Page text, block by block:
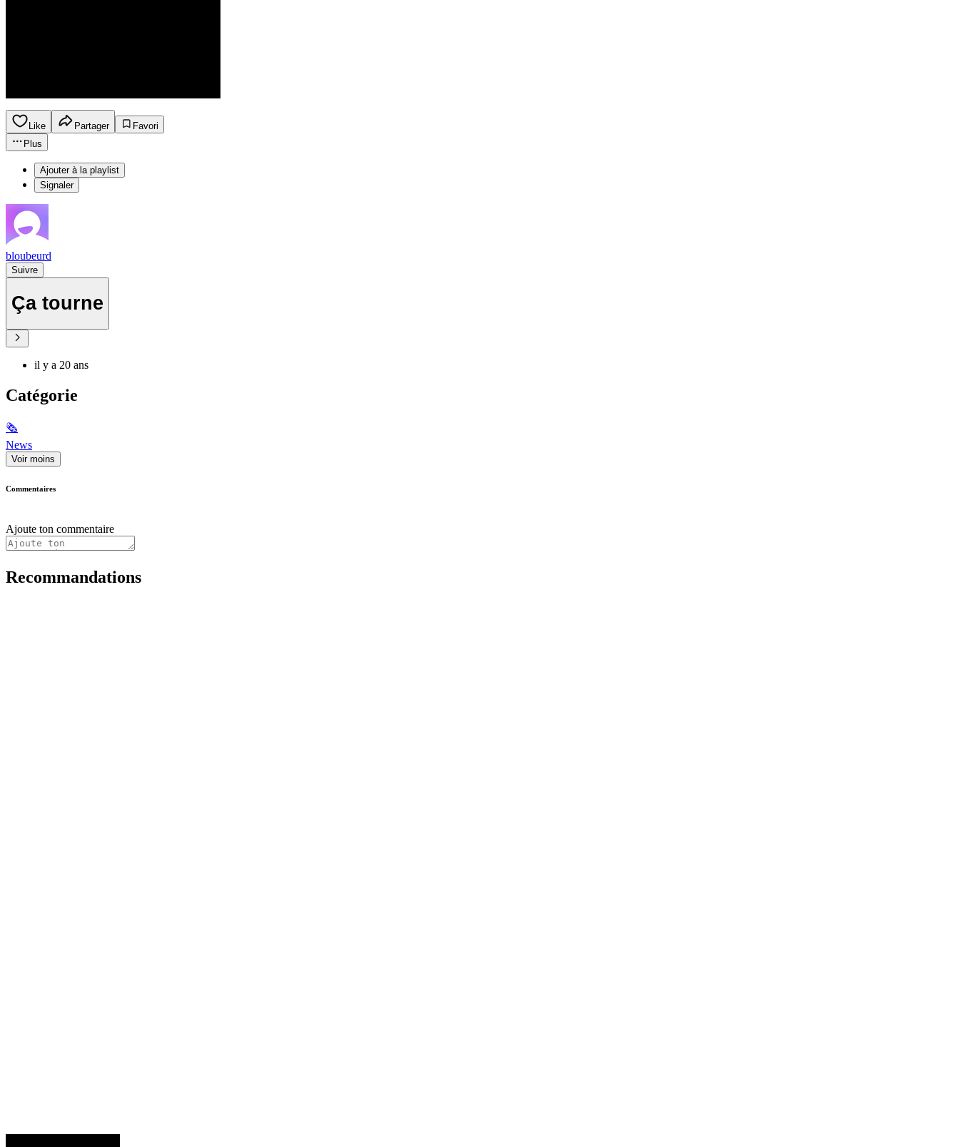
Like Partager
Favori
Plus
Ajouter à la playlist
Signaler
bloubeurd
Suivre
Ça tourne
il y a 20 ans
Catégorie
🗞
News
Voir moins
Commentaires
Ajoute ton commentaire
Recommandations